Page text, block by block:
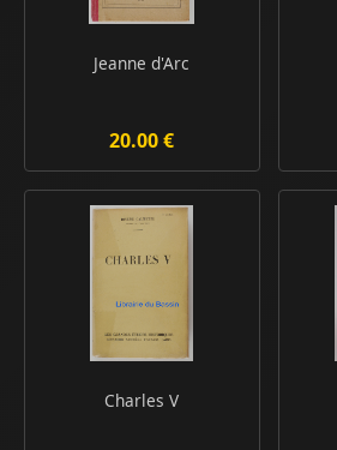
Jeanne d'Arc
20.00 €
Charles V